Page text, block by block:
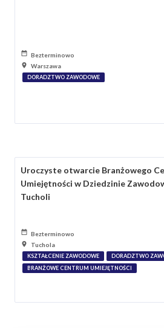
Bezterminowo
Warszawa
DORADZTWO ZAWODOWE
Uroczyste otwarcie Branżowego
Umiejętności w Dziedzinie
Tucholi
Bezterminowo
Tuchola
KSZTAŁCENIE ZAWODOWE
DORADZTWO
BRANŻOWE CENTRUM UMIEJĘTNOŚCI